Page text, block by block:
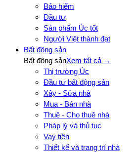
Bảo hiểm
Đầu tư
Sản phẩm Úc tốt
Người Việt thành đạt
Bất động sản
Bất động sảnXem tất cả →
Thị trường Úc
Đầu tư bất động sản
Xây - Sửa nhà
Mua - Bán nhà
Thuê - Cho thuê nhà
Pháp lý và thủ tục
Vay tiền
Thiết kế và trang trí nhà